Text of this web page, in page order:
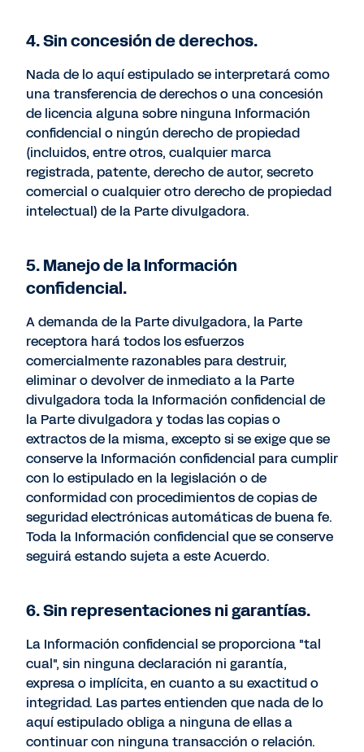
4. Sin concesión de derechos.
Nada de lo aquí estipulado se interpretará como
una transferencia de derechos o una concesión
de licencia alguna sobre ninguna Información
confidencial o ningún derecho de propiedad
(incluidos, entre otros, cualquier marca
registrada, patente, derecho de autor, secreto
comercial o cualquier otro derecho de propiedad
intelectual) de la Parte divulgadora.
5. Manejo de la Información
confidencial.
A demanda de la Parte divulgadora, la Parte
receptora hará todos los esfuerzos
comercialmente razonables para destruir,
eliminar o devolver de inmediato a la Parte
divulgadora toda la Información confidencial de
la Parte divulgadora y todas las copias o
extractos de la misma, excepto si se exige que se
conserve la Información confidencial para cumplir
con lo estipulado en la legislación o de
conformidad con procedimientos de copias de
seguridad electrónicas automáticas de buena fe.
Toda la Información confidencial que se conserve
seguirá estando sujeta a este Acuerdo.
6. Sin representaciones ni garantías.
La Información confidencial se proporciona "tal
cual", sin ninguna declaración ni garantía,
expresa o implícita, en cuanto a su exactitud o
integridad. Las partes entienden que nada de lo
aquí estipulado obliga a ninguna de ellas a
continuar con ninguna transacción o relación.